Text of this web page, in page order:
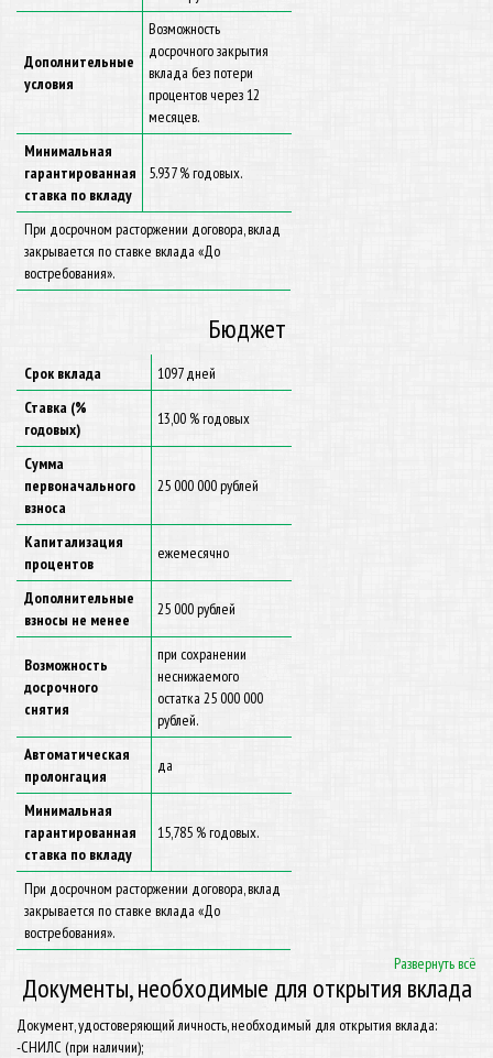
Дополнительные
условия
Возможность
досрочного закрытия
вклада без потери
процентов через 12
месяцев.
Минимальная
гарантированная
ставка по вкладу
5.937 % годовых.
При досрочном расторжении договора, вклад
закрывается по ставке вклада «До
востребования».
Бюджет
Срок вклада
1097 дней
Ставка (%
годовых)
13,00 % годовых
Сумма
первоначального
взноса
25 000 000 рублей
Капитализация
процентов
ежемесячно
Дополнительные
взносы не менее
25 000 рублей
Возможность
досрочного
снятия
при сохранении
неснижаемого
остатка 25 000 000
рублей.
Автоматическая
пролонгация
да
Минимальная
гарантированная
ставка по вкладу
15,785 % годовых.
При досрочном расторжении договора, вклад
закрывается по ставке вклада «До
востребования».
Развернуть всё
Документы, необходимые для открытия вклада
Документ, удостоверяющий личность, необходимый для открытия вклада:
-СНИЛС (при наличии);